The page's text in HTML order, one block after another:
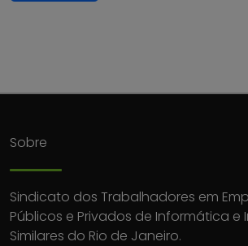
Sobre
Sindicato dos Trabalhadores em
Públicos e Privados de Informática e
Similares do Rio de Janeiro.